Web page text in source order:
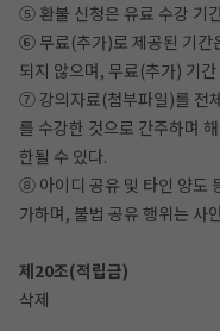
⑤ 환불 신청은 유료 수강 기
⑥ 무료(추가)로 제공된 기간
되지 않으며, 무료(추가) 기
⑦ 강의자료(첨부파일)를 전
를 수강한 것으로 간주하며
한될 수 있다.
⑧ 아이디 공유 및 타인 양도
가하며, 불법 공유 행위는 사
제20조(적립금)
삭제